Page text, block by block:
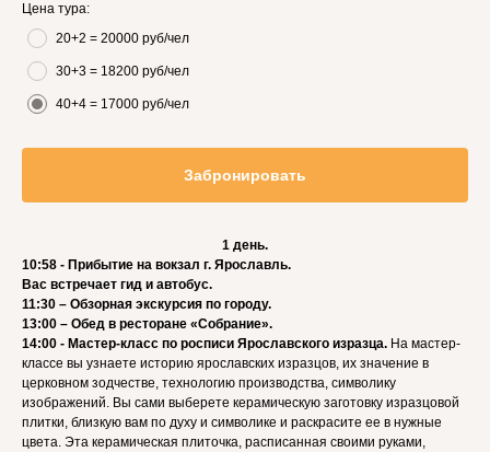
Цена тура:
20+2 = 20000 руб/чел
30+3 = 18200 руб/чел
40+4 = 17000 руб/чел
Забронировать
1 день.
10:58 - Прибытие на вокзал г. Ярославль.
Вас встречает гид и автобус.
11:30 – Обзорная экскурсия по городу.
13:00 – Обед в ресторане «Собрание».
14:00 - Мастер-класс по росписи Ярославского изразца. На мастер-
классе вы узнаете историю ярославских изразцов, их значение в
церковном зодчестве, технологию производства, символику
изображений. Вы сами выберете керамическую заготовку изразцовой
плитки, близкую вам по духу и символике и раскрасите ее в нужные
цвета. Эта керамическая плиточка, расписанная своими руками,